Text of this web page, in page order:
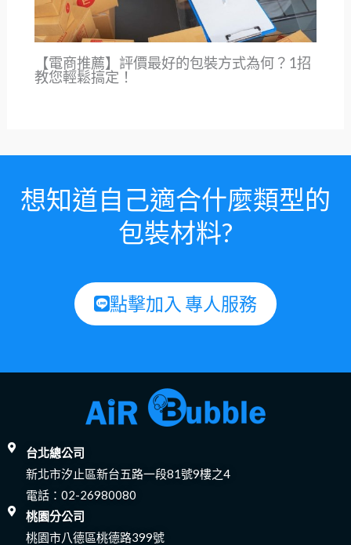
【電商推薦】評價最好的包裝方式為何？1招
教您輕鬆搞定！
想知道自己適合什麼類型的
包裝材料?
點擊加入 專人服務
台北總公司
新北市汐止區新台五路一段81號9樓之4
電話： 02-26980080
桃園分公司
桃園市八德區桃德路399號